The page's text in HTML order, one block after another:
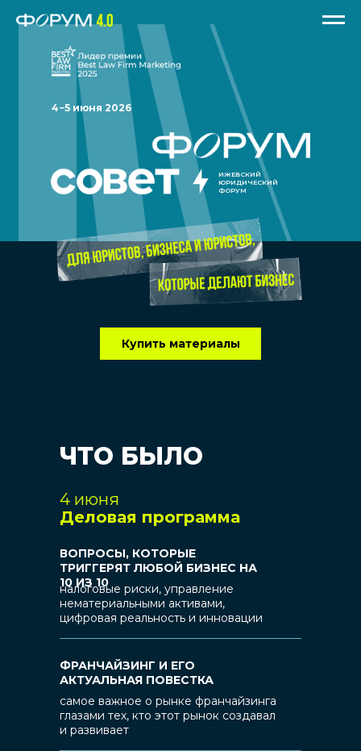
4−5 июня 2026
ИЖЕВСКИЙ
ЮРИДИЧЕСКИЙ
ФОРУМ
Купить материалы
ЧТО БЫЛО
ВОПРОСЫ, КОТОРЫЕ
ТРИГГЕРЯТ ЛЮБОЙ БИЗНЕС НА
10 ИЗ 10
налоговые риски, управление
нематериальными активами,
цифровая реальность и инновации
ФРАНЧАЙЗИНГ И ЕГО
АКТУАЛЬНАЯ ПОВЕСТКА
самое важное о рынке франчайзинга
глазами тех, кто этот рынок создавал
и развивает
4 июня
Деловая программа